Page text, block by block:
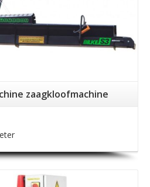
zaagkloofmachine